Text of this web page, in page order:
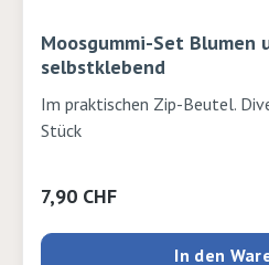
Moosgummi-Set Blumen
selbstklebend
Im praktischen Zip-Beutel.
Stück
Regulärer Preis:
7,90 CHF
In den